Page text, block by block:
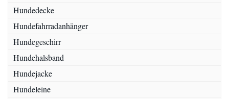
Hundedecke
Hundefahrradanhänger
Hundegeschirr
Hundehalsband
Hundejacke
Hundeleine